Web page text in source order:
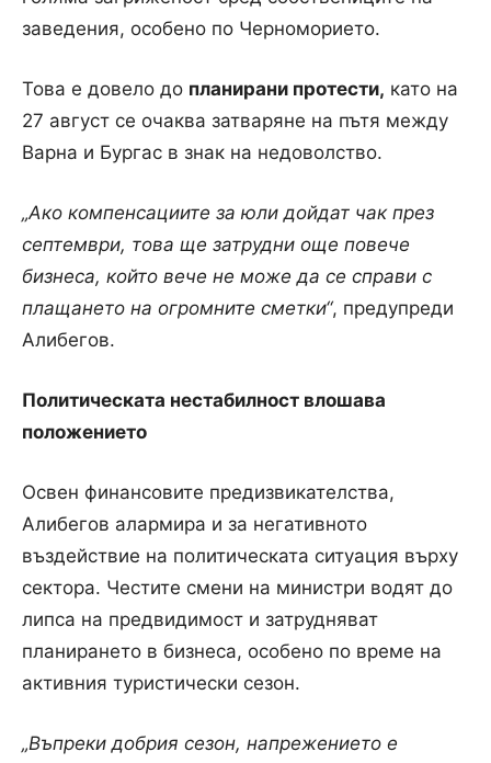
заведения, особено по Черноморието.
Това е довело до планирани протести, като на
27 август се очаква затваряне на пътя между
Варна и Бургас в знак на недоволство.
„Ако компенсациите за юли дойдат чак през
септември, това ще затрудни още повече
бизнеса, който вече не може да се справи с
плащането на огромните сметки“, предупреди
Алибегов.
Политическата нестабилност влошава
положението
Освен финансовите предизвикателства,
Алибегов алармира и за негативното
въздействие на политическата ситуация върху
сектора. Честите смени на министри водят до
липса на предвидимост и затрудняват
планирането в бизнеса, особено по време на
активния туристически сезон.
„Въпреки добрия сезон, напрежението е